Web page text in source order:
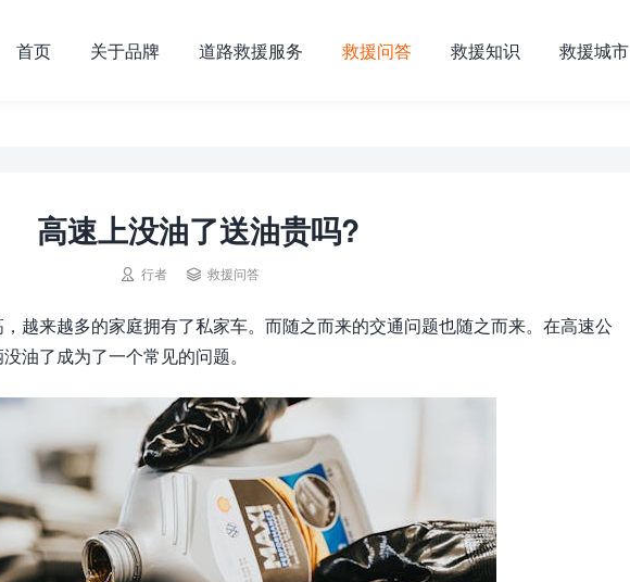
首页 关于品牌 道路救援服务 救援问答 救援知识 救援城市
高速上没油了送油贵吗?
 行者  救援问答
越来越多的家庭拥有了私家车。而随之而来的交通问题也随之而来。在高速公
油了成为了一个常见的问题。